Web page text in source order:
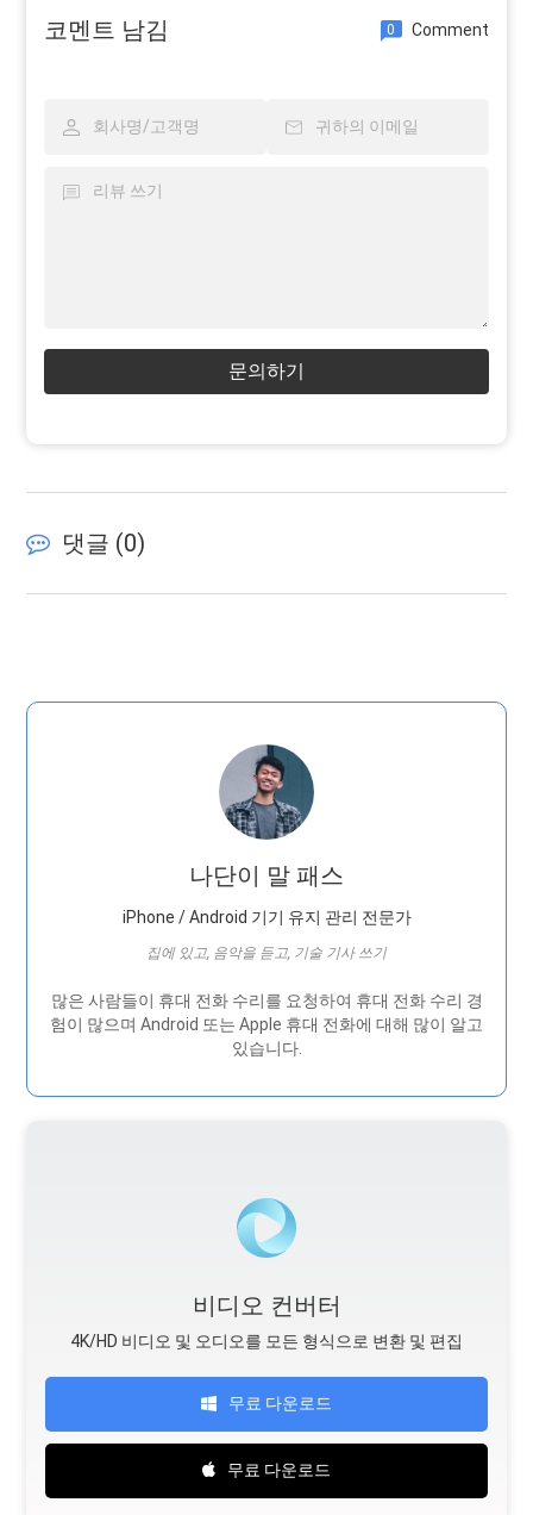
코멘트 남김 0 Comment
문의하기
댓글 (0)
나단이 말 패스
iPhone / Android 기기 유지 관리 전문가
집에 있고, 음악을 듣고, 기술 기사 쓰기
많은 사람들이 휴대 전화 수리를 요청하여 휴대 전화 수리 경
험이 많으며 Android 또는 Apple 휴대 전화에 대해 많이 알고
있습니다.
비디오 컨버터
4K/HD 비디오 및 오디오를 모든 형식으로 변환 및 편집
무료 다운로드
무료 다운로드